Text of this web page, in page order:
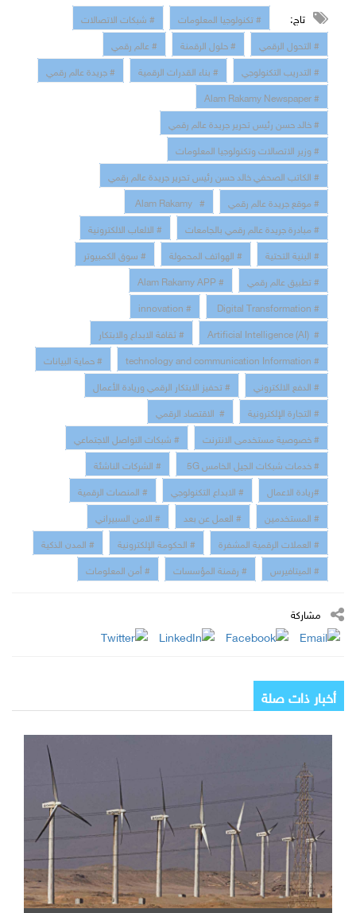
تاج: # تكنولوجيا المعلومات
# شبكات الاتصالات
# التحول الرقمي
# حلول الرقمنة
# عالم رقمي
# التدريب التكنولوجي
# بناء القدرات الرقمية
# جريدة عالم رقمي
# Alam Rakamy Newspaper
# خالد حسن رئيس تحرير جريدة عالم رقمي
# وزير الاتصالات وتكنولوجيا المعلومات
# الكاتب الصحفي خالد حسن رئيس تحرير جريدة عالم رقمي
# موقع جريدة عالم رقمي
# Alam Rakamy
# مبادرة جريدة عالم رقمي بالجامعات
# الالعاب الالكترونية
# البنية التحتية
# الهواتف المحمولة
# سوق الكمبيوتر
# تطبيق عالم رقمي
# Alam Rakamy APP
# Digital Transformation
# innovation
# Artificial Intelligence (AI)
# ثقافة الابداع والابتكار
# technology and communication Information
# حماية البيانات
# الدفع الالكتروني
# تحفيز الابتكار الرقمي وريادة الأعمال
# التجارة الإلكترونية
# الاقتصاد الرقمي
# خصوصية مستخدمى الانترنت
# شبكات التواصل الاجتماعي
# خدمات شبكات الجيل الخامس 5G
# الشركات الناشئة
#ريادة الاعمال
# الابداع التكنولوجي
# المنصات الرقمية
# المستخدمين
# العمل عن بعد
# الامن السبيراني
# العملات الرقمية المشفرة
# الحكومة الإلكترونية
# المدن الذكية
# الميتافيرس
# رقمنة المؤسسات # أمن المعلومات
مشاركة
أخبار ذات صلة